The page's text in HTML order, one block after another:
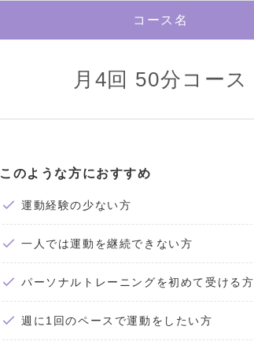
コース名
月4回 50分コース
このような方におすすめ
運動経験の少ない方
一人では運動を継続できない方
パーソナルトレーニングを初めて受ける方
週に1回のペースで運動をしたい方